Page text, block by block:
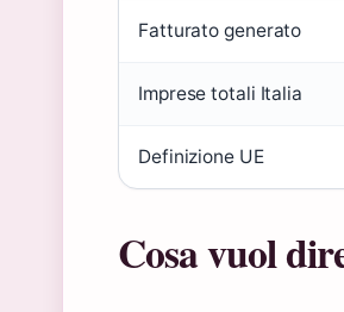
Fatturato generato
Imprese totali Italia
Definizione UE
Cosa vuol